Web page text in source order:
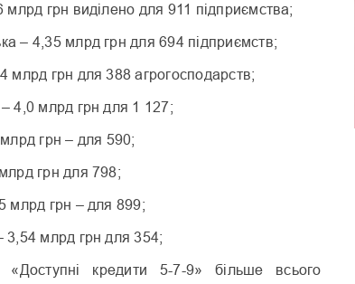
млрд грн виділено для 911 підприємства;
– 4,35 млрд грн для 694 підприємств;
млрд грн для 388 агрогосподарств;
– 4,0 млрд грн для 1 127;
грн – для 590;
грн для 798;
млрд грн – для 899;
3,54 млрд грн для 354;
кредити 5-7-9» більше всього